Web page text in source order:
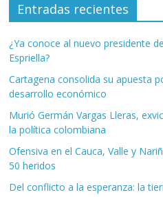
Entradas recientes
¿Ya conoce al nuevo presidente
Espriella?
Cartagena consolida su apuesta
desarrollo económico
Murió Germán Vargas Lleras,
la política colombiana
Ofensiva en el Cauca, Valle y
50 heridos
Del conflicto a la esperanza: la